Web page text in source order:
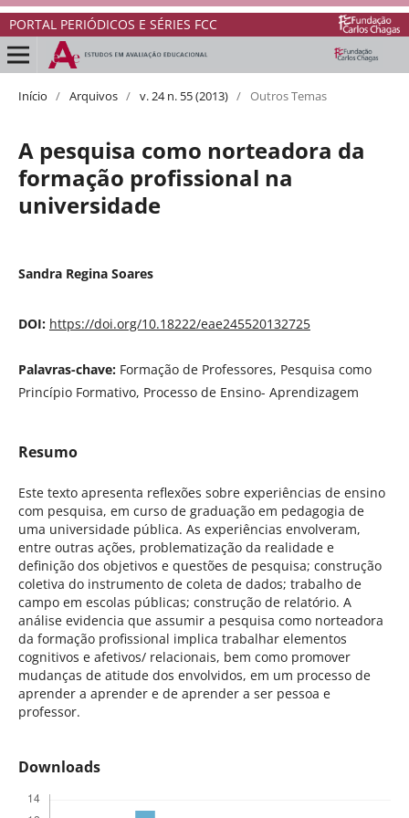
PORTAL PERIÓDICOS E SÉRIES FCC
Início / Arquivos / v. 24 n. 55 (2013) / Outros Temas
A pesquisa como norteadora da
formação profissional na
universidade
Sandra Regina Soares
DOI: https://doi.org/10.18222/eae245520132725
Palavras-chave: Formação de Professores, Pesquisa como
Princípio Formativo, Processo de Ensino- Aprendizagem
Resumo
Este texto apresenta reflexões sobre experiências de ensino
com pesquisa, em curso de graduação em pedagogia de
uma universidade pública. As experiências envolveram,
entre outras ações, problematização da realidade e
definição dos objetivos e questões de pesquisa; construção
coletiva do instrumento de coleta de dados; trabalho de
campo em escolas públicas; construção de relatório. A
análise evidencia que assumir a pesquisa como norteadora
da formação profissional implica trabalhar elementos
cognitivos e afetivos/ relacionais, bem como promover
mudanças de atitude dos envolvidos, em um processo de
aprender a aprender e de aprender a ser pessoa e
professor.
Downloads